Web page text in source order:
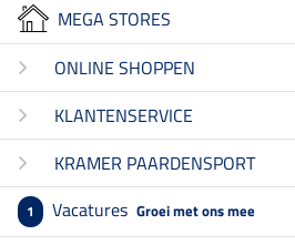
MEGA STORES
ONLINE SHOPPEN
KLANTENSERVICE
KRAMER PAARDENSPORT
1 Vacatures Groei met ons mee